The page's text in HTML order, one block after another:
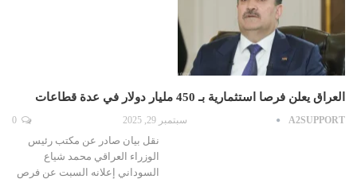
العراق يعلن فرصا استثمارية بـ 450 مليار دولار في عدة قطاعات
A2SUPPORT سبتمبر 29, 2025
نقل بيان صادر عن مكتب رئيس
الوزراء العراقي محمد شياع
السوداني إعلانه السبت عن فرص